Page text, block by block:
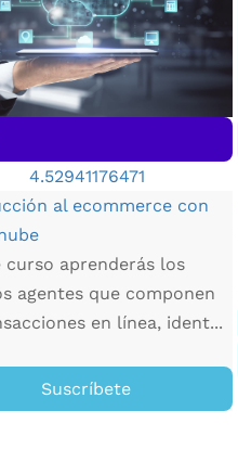
4.52941176471
al ecommerce con
curso aprenderás los
agentes que componen
en línea, ident...
Suscríbete